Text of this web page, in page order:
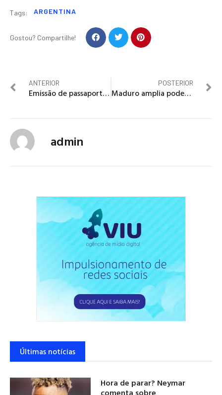
Tags: ARGENTINA
Gostou? Compartilhe!
ANTERIOR
Emissão de passaporte exigirá menos documentos
POSTERIOR
Maduro amplia poder militar na cúpula do regime
admin
Últimas notícias
Hora de parar? Neymar
comenta sobre